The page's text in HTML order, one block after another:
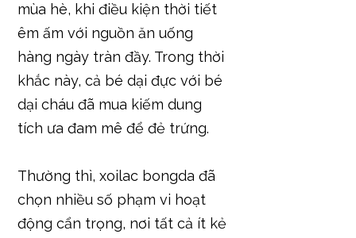
mùa hè, khi điều kiện thời tiết
êm ấm với nguồn ăn uống
hàng ngày tràn đầy. Trong thời
khắc này, cả bé dại đực với bé
dại cháu đã mua kiếm dung
tích ưa đam mê để đẻ trứng.
Thường thì, xoilac bongda đã
chọn nhiều số phạm vi hoạt
động cẩn trọng, nơi tất cả ít kẻ